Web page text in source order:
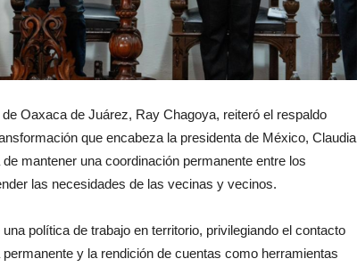
Oaxaca de Juárez, Ray Chagoya, reiteró el respaldo
que encabeza la presidenta de México, Claudia
mantener una coordinación permanente entre los
las necesidades de las vecinas y vecinos.
política de trabajo en territorio, privilegiando el contacto
y la rendición de cuentas como herramientas